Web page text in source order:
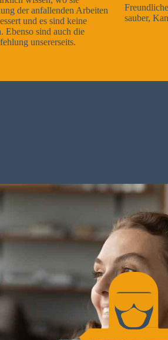
Freundliche Mitarbeiter, Arbeitsausführung
sauber, Kann ich nur weiterempfehlen